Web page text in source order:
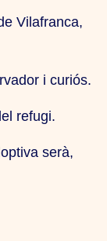
Vilafranca,
i curiós.
refugi.
serà,